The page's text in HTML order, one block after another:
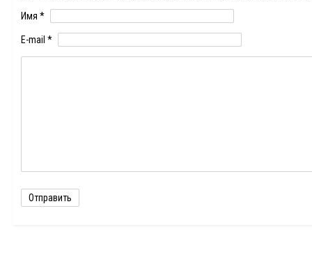
Имя *
E-mail *